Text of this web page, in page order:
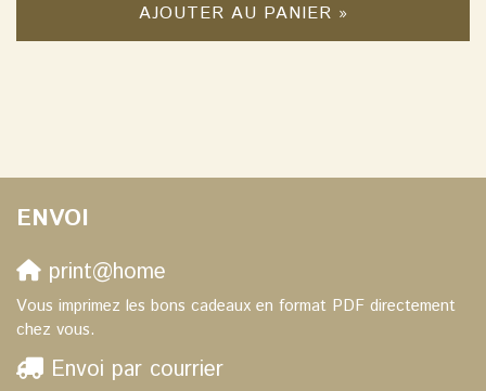
AJOUTER AU PANIER »
ENVOI
print@home
Vous imprimez les bons cadeaux en format PDF directement
chez vous.
Envoi par courrier